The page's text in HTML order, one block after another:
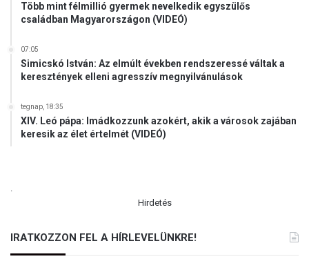
Több mint félmillió gyermek nevelkedik egyszülős
családban Magyarországon (VIDEÓ)
07:05
Simicskó István: Az elmúlt években rendszeressé váltak a
keresztények elleni agresszív megnyilvánulások
tegnap, 18:35
XIV. Leó pápa: Imádkozzunk azokért, akik a városok zajában
keresik az élet értelmét (VIDEÓ)
.
Hirdetés
IRATKOZZON FEL A HÍRLEVELÜNKRE!